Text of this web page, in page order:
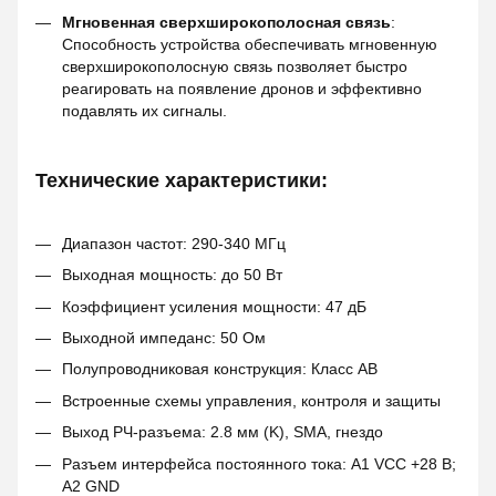
Мгновенная сверхширокополосная связь:
Способность устройства обеспечивать мгновенную
сверхширокополосную связь позволяет быстро
реагировать на появление дронов и эффективно
подавлять их сигналы.
Технические характеристики:
Диапазон частот: 290-340 МГц
Выходная мощность: до 50 Вт
Коэффициент усиления мощности: 47 дБ
Выходной импеданс: 50 Ом
Полупроводниковая конструкция: Класс AB
Встроенные схемы управления, контроля и защиты
Выход РЧ-разъема: 2.8 мм (K), SMA, гнездо
Разъем интерфейса постоянного тока: A1 VCC +28 В;
A2 GND